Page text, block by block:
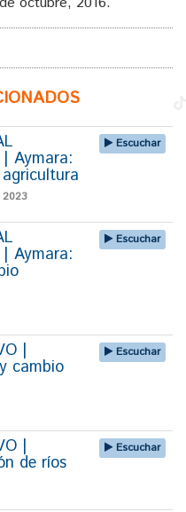
| Aymara:
Escuchar
| Aymara:
Escuchar
|
cambio
Escuchar
|
de ríos
Escuchar